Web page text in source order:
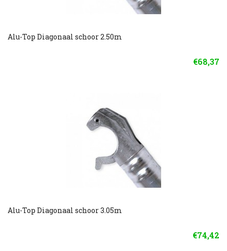
Alu-Top Diagonaal schoor 2.50m
€68,37
Alu-Top Diagonaal schoor 3.05m
€74,42